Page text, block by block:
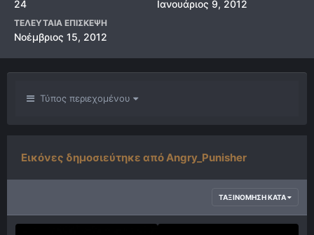
24 Ιανουάριος 9, 2012
ΤΕΛΕΥΤΑΊΑ ΕΠΊΣΚΕΨΗ
Νοέμβριος 15, 2012
Τύπος περιεχομένου
Εικόνες δημοσιεύτηκε από Angry_Punisher
ΤΑΞΙΝΌΜΗΣΗ ΚΑΤΆ